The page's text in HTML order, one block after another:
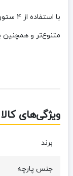
با استفاده از 4 ستون این
متنوع‌تر و
ویژگی‌های کالا
برند
جنس پارچه